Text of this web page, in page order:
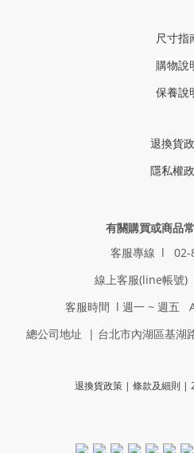
尺寸指
購物說
保養說
退換貨
隱私權
有關購買或商品
客服專線 l 02-
線上客服(line帳號)
客服時間 l 週一 ~ 週五
總公司地址 | 台北市內湖區基湖
退換貨政策 | 條款及細則 |